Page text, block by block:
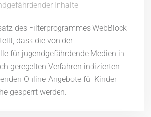
Inhalte
des Filterprogrammes WebBlock
dass die von der
für jugendgefährdende Medien in
geregelten Verfahren indizierten
Online-Angebote für Kinder
gesperrt werden.